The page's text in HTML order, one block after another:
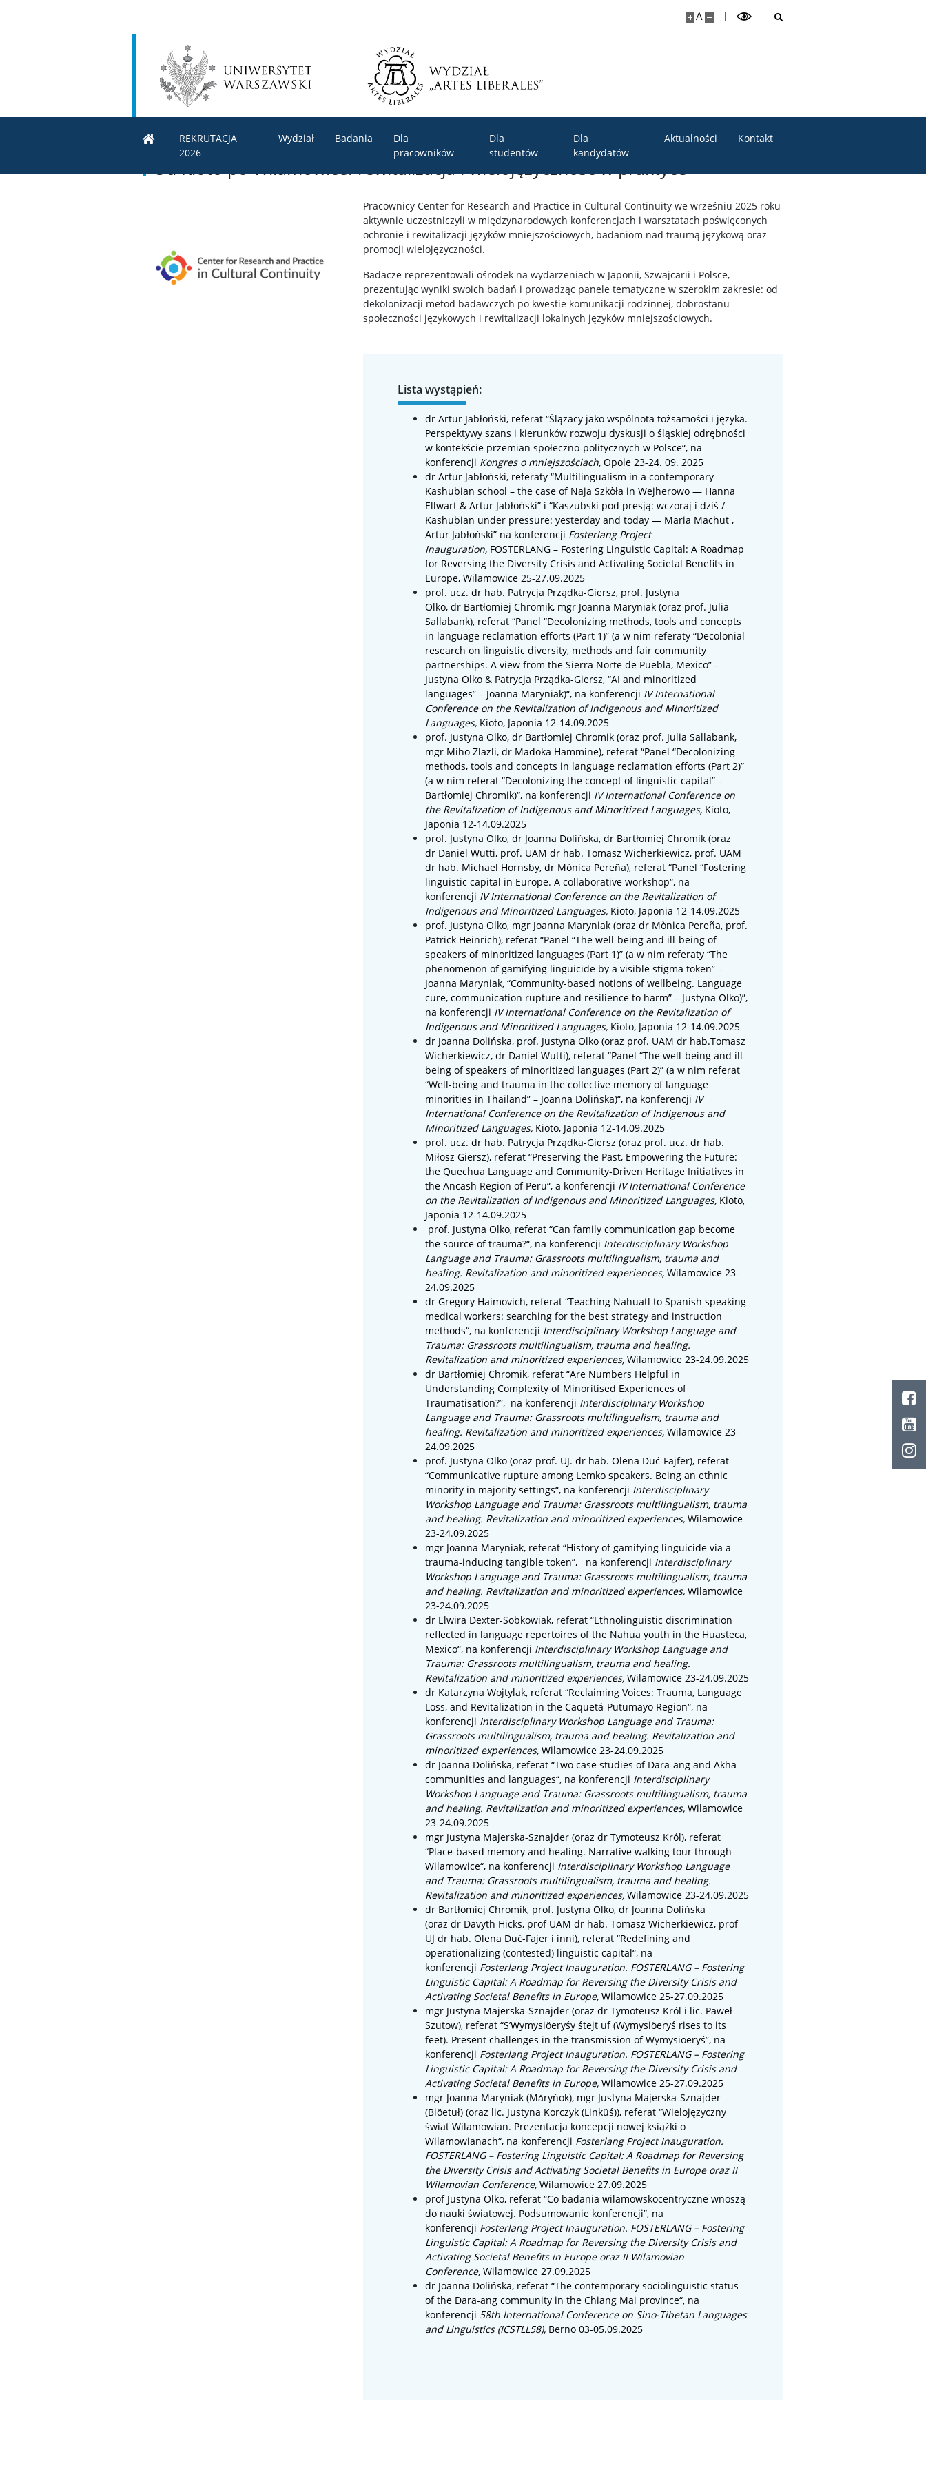
A
REKRUTACJA
2026
Wydział Badania
Dla
pracowników
Dla
studentów
Dla
kandydatów
Aktualności Kontakt
Od Kioto po Wilamowice: rewitalizacja i wielojęzyczność w praktyce
Pracownicy Center for Research and Practice in Cultural Continuity we wrześniu 2025 roku
aktywnie uczestniczyli w międzynarodowych konferencjach i warsztatach poświęconych
ochronie i rewitalizacji języków mniejszościowych, badaniom nad traumą językową oraz
promocji wielojęzyczności.
Badacze reprezentowali ośrodek na wydarzeniach w Japonii, Szwajcarii i Polsce,
prezentując wyniki swoich badań i prowadząc panele tematyczne w szerokim zakresie: od
dekolonizacji metod badawczych po kwestie komunikacji rodzinnej, dobrostanu
społeczności językowych i rewitalizacji lokalnych języków mniejszościowych.
Lista wystąpień:
dr Artur Jabłoński, referat “Ślązacy jako wspólnota tożsamości i języka.
Perspektywy szans i kierunków rozwoju dyskusji o śląskiej odrębności
w kontekście przemian społeczno-politycznych w Polsce“, na
konferencji Kongres o mniejszościach, Opole 23-24. 09. 2025
dr Artur Jabłoński, referaty “Multilingualism in a contemporary
Kashubian school – the case of Naja Szkòła in Wejherowo — Hanna
Ellwart & Artur Jabłoński” i “Kaszubski pod presją: wczoraj i dziś /
Kashubian under pressure: yesterday and today — Maria Machut ,
Artur Jabłoński” na konferencji Fosterlang Project
Inauguration, FOSTERLANG – Fostering Linguistic Capital: A Roadmap
for Reversing the Diversity Crisis and Activating Societal Benefits in
Europe, Wilamowice 25-27.09.2025
prof. ucz. dr hab. Patrycja Prządka-Giersz, prof. Justyna
Olko,drBartłomiej Chromik, mgrJoanna Maryniak (oraz prof. Julia
Sallabank), referat “Panel “Decolonizing methods, tools and concepts
in language reclamation efforts (Part 1)” (a w nim referaty “Decolonial
research on linguistic diversity, methods and fair community
partnerships. A view from the Sierra Norte de Puebla, Mexico” –
Justyna Olko & Patrycja Prządka-Giersz, “AI and minoritized
languages” – Joanna Maryniak)“, na konferencji IV International
Conference on the Revitalization of Indigenous and Minoritized
Languages, Kioto, Japonia 12-14.09.2025
prof. Justyna Olko, dr Bartłomiej Chromik (oraz prof. Julia Sallabank,
mgr Miho Zlazli, dr Madoka Hammine), referat “Panel “Decolonizing
methods, tools and concepts in language reclamation efforts (Part 2)”
(a w nim referat “Decolonizing the concept of linguistic capital” –
Bartłomiej Chromik)“, na konferencji IV International Conference on
the Revitalization of Indigenous and Minoritized Languages, Kioto,
Japonia 12-14.09.2025
prof. Justyna Olko, dr Joanna Dolińska, dr Bartłomiej Chromik (oraz
dr Daniel Wutti, prof. UAM dr hab. Tomasz Wicherkiewicz, prof. UAM
dr hab. Michael Hornsby, dr Mònica Pereña), referat “Panel “Fostering
linguistic capital in Europe. A collaborative workshop“, na
konferencji IV International Conference on the Revitalization of
Indigenous and Minoritized Languages, Kioto, Japonia 12-14.09.2025
prof. Justyna Olko, mgr Joanna Maryniak (oraz dr Mònica Pereña, prof.
Patrick Heinrich), referat “Panel “The well-being and ill-being of
speakers of minoritized languages (Part 1)” (a w nim referaty “The
phenomenon of gamifying linguicide by a visible stigma token” –
Joanna Maryniak, “Community-based notions of wellbeing. Language
cure, communication rupture and resilience to harm” – Justyna Olko)”,
na konferencji IV International Conference on the Revitalization of
Indigenous and Minoritized Languages, Kioto, Japonia 12-14.09.2025
dr Joanna Dolińska, prof. Justyna Olko (oraz prof. UAM dr hab.Tomasz
Wicherkiewicz, dr Daniel Wutti), referat “Panel “The well-being and ill-
being of speakers of minoritized languages (Part 2)” (a w nim referat
“Well-being and trauma in the collective memory of language
minorities in Thailand” – Joanna Dolińska)“, na konferencji IV
International Conference on the Revitalization of Indigenous and
Minoritized Languages, Kioto, Japonia 12-14.09.2025
prof. ucz. dr hab. Patrycja Prządka-Giersz (oraz prof. ucz. dr hab.
Miłosz Giersz), referat “Preserving the Past, Empowering the Future:
the Quechua Language and Community-Driven Heritage Initiatives in
the Ancash Region of Peru“, a konferencji IV International Conference
on the Revitalization of Indigenous and Minoritized Languages, Kioto,
Japonia 12-14.09.2025
prof. Justyna Olko, referat “Can family communication gap become
the source of trauma?“, na konferencji Interdisciplinary Workshop
Language and Trauma: Grassroots multilingualism, trauma and
healing. Revitalization and minoritized experiences, Wilamowice 23-
24.09.2025
dr Gregory Haimovich, referat “Teaching Nahuatl to Spanish speaking
medical workers: searching for the best strategy and instruction
methods“, na konferencji Interdisciplinary Workshop Language and
Trauma: Grassroots multilingualism, trauma and healing.
Revitalization and minoritized experiences, Wilamowice 23-24.09.2025
dr Bartłomiej Chromik, referat “Are Numbers Helpful in
Understanding Complexity of Minoritised Experiences of
Traumatisation?”, na konferencji Interdisciplinary Workshop
Language and Trauma: Grassroots multilingualism, trauma and
healing. Revitalization and minoritized experiences, Wilamowice 23-
24.09.2025
prof. Justyna Olko (oraz prof. UJ. dr hab. Olena Duć-Fajfer), referat
“Communicative rupture among Lemko speakers. Being an ethnic
minority in majority settings“, na konferencji Interdisciplinary
Workshop Language and Trauma: Grassroots multilingualism, trauma
and healing. Revitalization and minoritized experiences, Wilamowice
23-24.09.2025
mgr Joanna Maryniak, referat “History of gamifying linguicide via a
trauma-inducing tangible token”, na konferencji Interdisciplinary
Workshop Language and Trauma: Grassroots multilingualism, trauma
and healing. Revitalization and minoritized experiences, Wilamowice
23-24.09.2025
dr Elwira Dexter-Sobkowiak, referat “Ethnolinguistic discrimination
reflected in language repertoires of the Nahua youth in the Huasteca,
Mexico“, na konferencji Interdisciplinary Workshop Language and
Trauma: Grassroots multilingualism, trauma and healing.
Revitalization and minoritized experiences, Wilamowice 23-24.09.2025
dr Katarzyna Wojtylak, referat “Reclaiming Voices: Trauma, Language
Loss, and Revitalization in the Caquetá-Putumayo Region“, na
konferencji Interdisciplinary Workshop Language and Trauma:
Grassroots multilingualism, trauma and healing. Revitalization and
minoritized experiences, Wilamowice 23-24.09.2025
dr Joanna Dolińska, referat “Two case studies of Dara-ang and Akha
communities and languages“, na konferencji Interdisciplinary
Workshop Language and Trauma: Grassroots multilingualism, trauma
and healing. Revitalization and minoritized experiences, Wilamowice
23-24.09.2025
mgr Justyna Majerska-Sznajder (oraz drTymoteusz Król), referat
“Place-based memory and healing. Narrative walking tour through
Wilamowice“, na konferencji Interdisciplinary Workshop Language
and Trauma: Grassroots multilingualism, trauma and healing.
Revitalization and minoritized experiences, Wilamowice 23-24.09.2025
dr Bartłomiej Chromik, prof. Justyna Olko, dr Joanna Dolińska
(oraz dr Davyth Hicks, prof UAM dr hab. Tomasz Wicherkiewicz, prof
UJ dr hab. Olena Duć-Fajer i inni), referat “Redefining and
operationalizing (contested) linguistic capital“, na
konferencji Fosterlang Project Inauguration. FOSTERLANG – Fostering
Linguistic Capital: A Roadmap for Reversing the Diversity Crisis and
Activating Societal Benefits in Europe, Wilamowice 25-27.09.2025
mgr Justyna Majerska-Sznajder (oraz dr Tymoteusz Król i lic. Paweł
Szutow), referat “S’Wymysiöeryśy śtejt uf (Wymysiöeryś rises to its
feet). Present challenges in the transmission of Wymysiöeryś”, na
konferencji Fosterlang Project Inauguration. FOSTERLANG – Fostering
Linguistic Capital: A Roadmap for Reversing the Diversity Crisis and
Activating Societal Benefits in Europe, Wilamowice 25-27.09.2025
mgr Joanna Maryniak (Mȧryńok), mgr Justyna Majerska-Sznajder
(Biöetuł) (oraz lic. Justyna Korczyk (Linküś)), referat “Wielojęzyczny
świat Wilamowian. Prezentacja koncepcji nowej książki o
Wilamowianach“, na konferencji Fosterlang Project Inauguration.
FOSTERLANG – Fostering Linguistic Capital: A Roadmap for Reversing
the Diversity Crisis and Activating Societal Benefits in Europe oraz II
Wilamovian Conference, Wilamowice 27.09.2025
prof Justyna Olko, referat “Co badania wilamowskocentryczne wnoszą
do nauki światowej. Podsumowanie konferencji”, na
konferencji Fosterlang Project Inauguration. FOSTERLANG – Fostering
Linguistic Capital: A Roadmap for Reversing the Diversity Crisis and
Activating Societal Benefits in Europe oraz II Wilamovian
Conference, Wilamowice 27.09.2025
dr Joanna Dolińska, referat “The contemporary sociolinguistic status
of the Dara-ang community in the Chiang Mai province“, na
konferencji 58th International Conference on Sino-Tibetan Languages
and Linguistics (ICSTLL58), Berno 03-05.09.2025